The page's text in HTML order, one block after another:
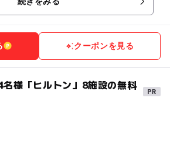
クーポンを見る
様「ヒルトン」8施設の無料